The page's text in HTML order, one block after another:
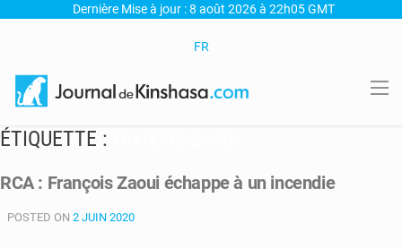
Dernière Mise à jour : 8 août 2026 à 22h05 GMT
FR
ÉTIQUETTE :
RCA : François Zaoui échappe à un incendie
POSTED ON 2 JUIN 2020